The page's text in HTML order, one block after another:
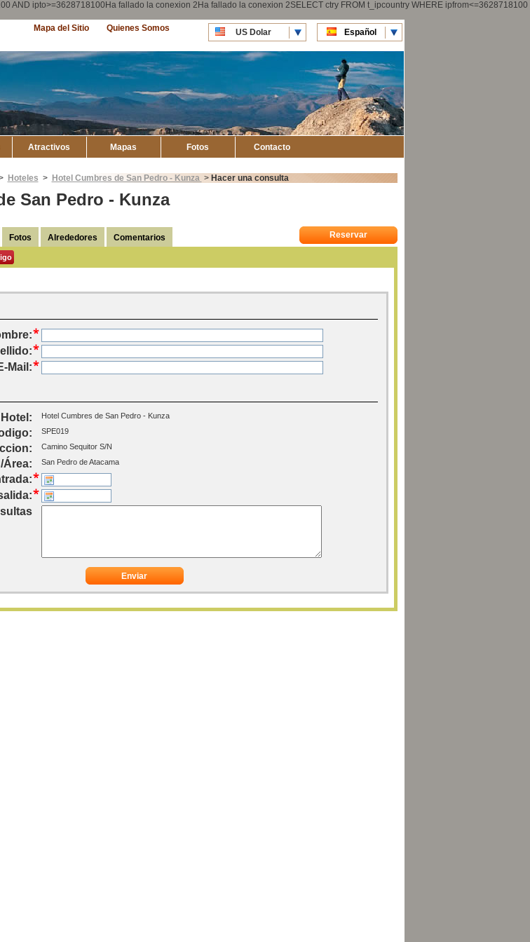
AND ipto>=3628718100Ha fallado la conexion 2Ha fallado la conexion 2SELECT ctry FROM t_ipcountry WHERE ipfrom<=3628718100
US Dolar
CLP Pesos
Español
English
Quienes Somos
Mapa del Sitio
Atractivos Mapas Fotos Contacto
Hoteles > Hotel Cumbres de San Pedro - Kunza > Hacer una consulta
San Pedro - Kunza
Reservar
Fotos Alrededores
Comentarios
Mail:
Hotel: Hotel Cumbres de San Pedro - Kunza
SPE019
Camino Sequitor S/N
Área: San Pedro de Atacama
Enviar